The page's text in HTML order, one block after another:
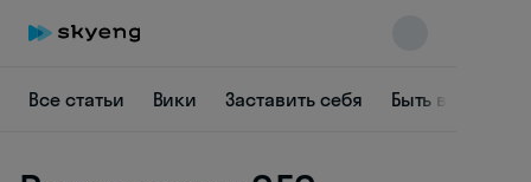
Все статьи Вики Заставить себя Быть в курсе